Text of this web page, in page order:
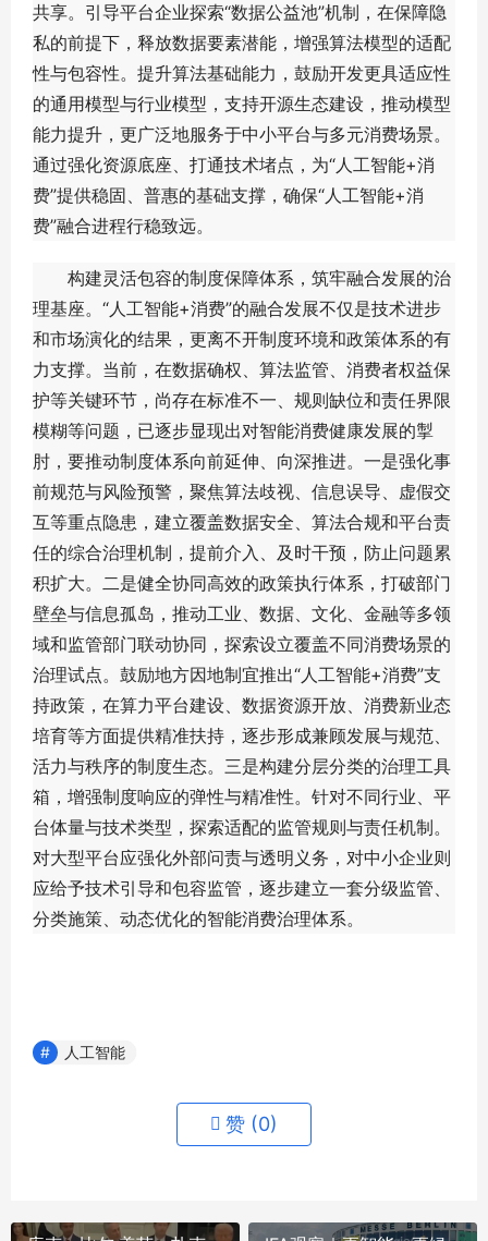
共享。引导平台企业探索“数据公益池”机制，在保障隐
私的前提下，释放数据要素潜能，增强算法模型的适配
性与包容性。提升算法基础能力，鼓励开发更具适应性
的通用模型与行业模型，支持开源生态建设，推动模型
能力提升，更广泛地服务于中小平台与多元消费场景。
通过强化资源底座、打通技术堵点，为“人工智能+消
费”提供稳固、普惠的基础支撑，确保“人工智能+消
费”融合进程行稳致远。
构建灵活包容的制度保障体系，筑牢融合发展的治
理基座。“人工智能+消费”的融合发展不仅是技术进步
和市场演化的结果，更离不开制度环境和政策体系的有
力支撑。当前，在数据确权、算法监管、消费者权益保
护等关键环节，尚存在标准不一、规则缺位和责任界限
模糊等问题，已逐步显现出对智能消费健康发展的掣
肘，要推动制度体系向前延伸、向深推进。一是强化事
前规范与风险预警，聚焦算法歧视、信息误导、虚假交
互等重点隐患，建立覆盖数据安全、算法合规和平台责
任的综合治理机制，提前介入、及时干预，防止问题累
积扩大。二是健全协同高效的政策执行体系，打破部门
壁垒与信息孤岛，推动工业、数据、文化、金融等多领
域和监管部门联动协同，探索设立覆盖不同消费场景的
治理试点。鼓励地方因地制宜推出“人工智能+消费”支
持政策，在算力平台建设、数据资源开放、消费新业态
培育等方面提供精准扶持，逐步形成兼顾发展与规范、
活力与秩序的制度生态。三是构建分层分类的治理工具
箱，增强制度响应的弹性与精准性。针对不同行业、平
台体量与技术类型，探索适配的监管规则与责任机制。
对大型平台应强化外部问责与透明义务，对中小企业则
应给予技术引导和包容监管，逐步建立一套分级监管、
分类施策、动态优化的智能消费治理体系。
人工智能
赞 (0)